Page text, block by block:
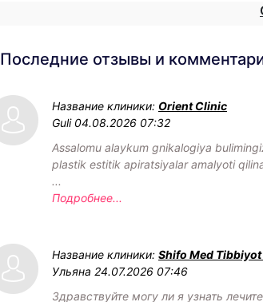
Последние отзывы и
Название клиники: Orient Clinic
Guli 04.08.2026 07:32
Assalomu alaykum gnikalogiya
plastik estitik apiratsiyalar amalyoti
...
Подробнее...
Название клиники: Shifo Med
Ульяна 24.07.2026 07:46
Здравствуйте могу ли я узнать